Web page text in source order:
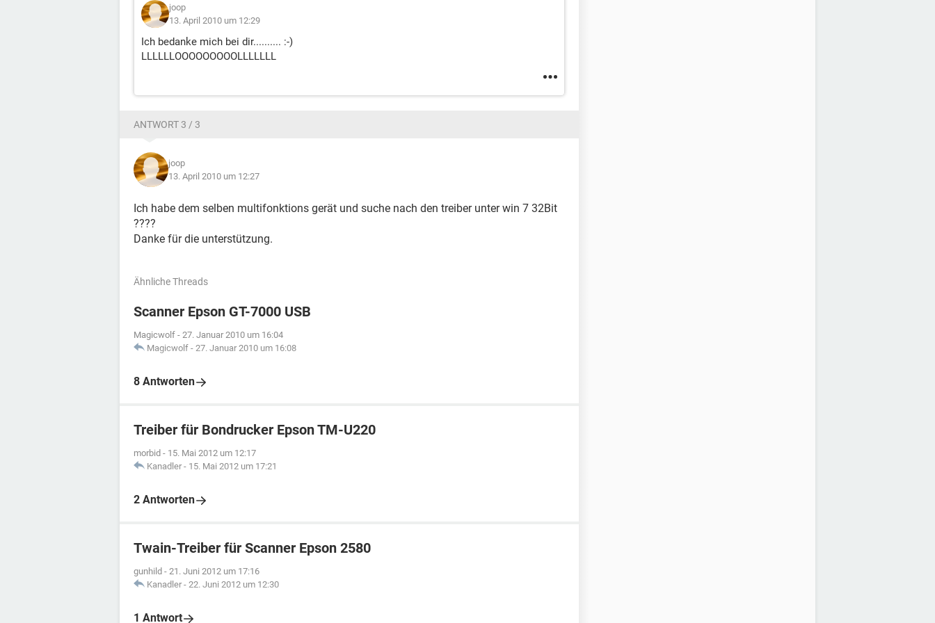
joop
13. April 2010 um 12:29
Ich bedanke mich bei dir.......... :-)
LLLLLLOOOOOOOOOLLLLLLL
ANTWORT 3 / 3
joop
13. April 2010 um 12:27
Ich habe dem selben multifonktions gerät und suche nach den treiber unter win 7 32Bit
????
Danke für die unterstützung.
Ähnliche Threads
Scanner Epson GT-7000 USB
Magicwolf - 27. Januar 2010 um 16:04
Magicwolf - 27. Januar 2010 um 16:08
8 Antworten
Treiber für Bondrucker Epson TM-U220
morbid - 15. Mai 2012 um 12:17
Kanadler - 15. Mai 2012 um 17:21
2 Antworten
Twain-Treiber für Scanner Epson 2580
gunhild - 21. Juni 2012 um 17:16
Kanadler - 22. Juni 2012 um 12:30
1 Antwort